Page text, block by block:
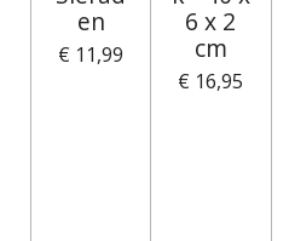
en
€ 11,99
6 x 2
cm
€ 16,95